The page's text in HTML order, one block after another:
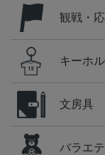
観戦・
キーホ
文房具
バラエ